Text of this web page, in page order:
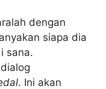
dengan
siapa dia
sana.
. Ini akan